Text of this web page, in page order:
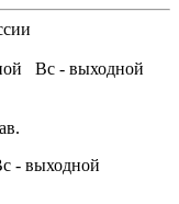
Вс - выходной
- выходной